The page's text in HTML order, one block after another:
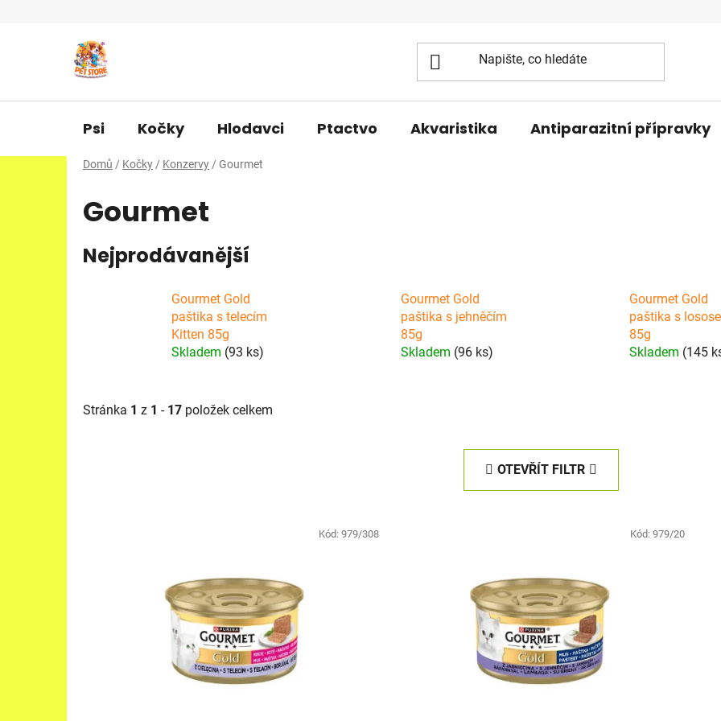
Psi Kočky Hlodavci Ptactvo Akvaristika Antiparazitní přípravky
Domů / Kočky / Konzervy / Gourmet
Gourmet
Nejprodávanější
Gourmet Gold
paštika s telecím
Kitten 85g
Skladem (93 ks)
Gourmet Gold
paštika s jehněčím
85g
Skladem (96 ks)
Gourmet Gold
paštika s
85g
Skladem (145
Stránka 1 z 1 - 17 položek celkem
OTEVŘÍT FILTR
Kód:979/308 Kód: 979/20